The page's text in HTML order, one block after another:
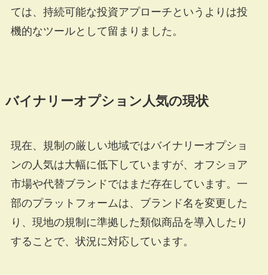
ては、持続可能な投資アプローチというよりは投
機的なツールとして留まりました。
バイナリーオプション人気の現状
現在、規制の厳しい地域ではバイナリーオプショ
ンの人気は大幅に低下していますが、オフショア
市場や代替ブランドではまだ存在しています。一
部のプラットフォームは、ブランド名を変更した
り、現地の規制に準拠した類似商品を導入したり
することで、状況に対応しています。